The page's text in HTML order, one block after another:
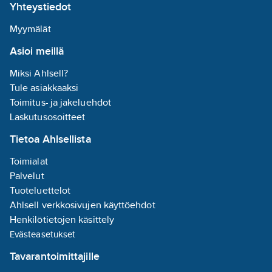
Yhteystiedot
Myymälät
Asioi meillä
Miksi Ahlsell?
Tule asiakkaaksi
Toimitus- ja jakeluehdot
Laskutusosoitteet
Tietoa Ahlsellista
Toimialat
Palvelut
Tuoteluettelot
Ahlsell verkkosivujen käyttöehdot
Henkilötietojen käsittely
Evästeasetukset
Tavarantoimittajille